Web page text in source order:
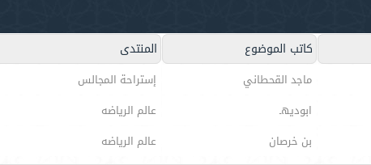
كاتب الموضوع المنتدى
ماجد القحطاني إستراحة المجالس
ابوديهـ عالم الرياضه
بن خرصان عالم الرياضه